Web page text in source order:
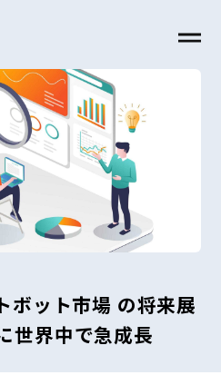
ボット市場 の将来展
世界中で急成長